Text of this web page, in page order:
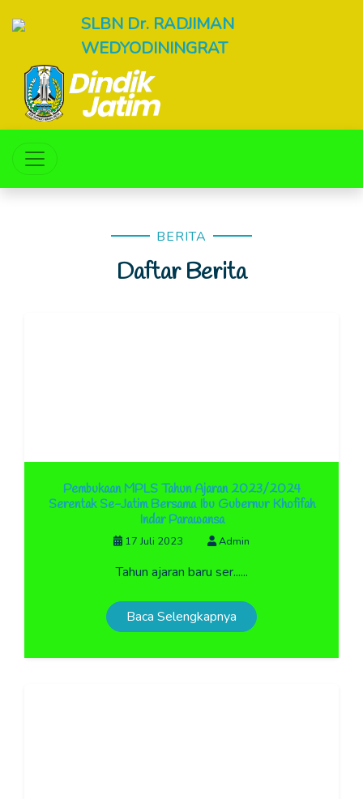
SLBN Dr. RADJIMAN
WEDYODININGRAT
BERITA
Daftar Berita
Pembukaan MPLS Tahun Ajaran 2023/2024
Serentak Se-Jatim Bersama Ibu Gubernur Khofifah
Indar Parawansa
17 Juli 2023 Admin
Tahun ajaran baru ser......
Baca Selengkapnya